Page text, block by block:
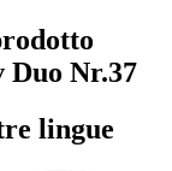
Nr.37
lingue